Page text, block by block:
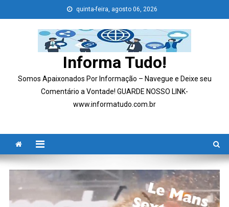
to
quinta-feira, agosto 06, 2026
Informa Tudo!
Somos Apaixonados Por Informação – Navegue e Deixe seu
Comentário a Vontade! GUARDE NOSSO LINK-
www.informatudo.com.br